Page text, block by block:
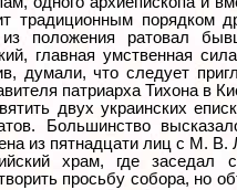
традиционным порядком
положения ратовал
главная умственная
думали, что следует
патриарха Тихона в
двух украинских
Большинство
из пятнадцати лиц с М.
храм, где заседал
просьбу собора, но